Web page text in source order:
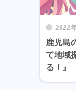
2022
鹿児島
て地域
る！』